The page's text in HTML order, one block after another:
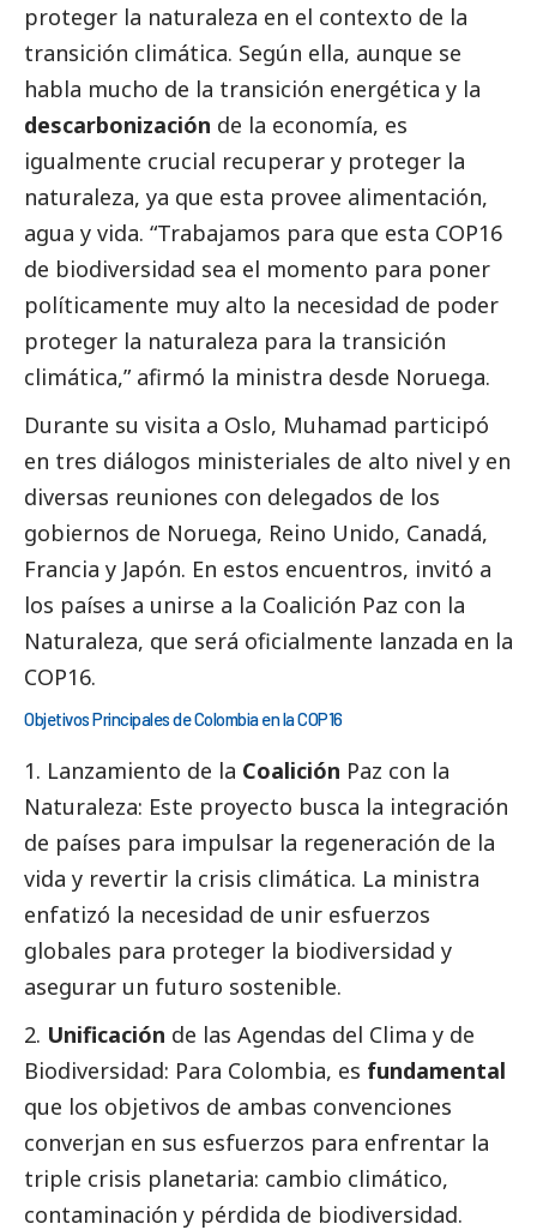
proteger la naturaleza en el contexto de la
transición climática. Según ella, aunque se
habla mucho de la transición energética y la
descarbonización de la economía, es
igualmente crucial recuperar y proteger la
naturaleza, ya que esta provee alimentación,
agua y vida. “Trabajamos para que esta COP16
de biodiversidad sea el momento para poner
políticamente muy alto la necesidad de poder
proteger la naturaleza para la transición
climática,” afirmó la ministra desde Noruega.
Durante su visita a Oslo, Muhamad participó
en tres diálogos ministeriales de alto nivel y en
diversas reuniones con delegados de los
gobiernos de Noruega, Reino Unido, Canadá,
Francia y Japón. En estos encuentros, invitó a
los países a unirse a la Coalición Paz con la
Naturaleza, que será oficialmente lanzada en la
COP16.
Objetivos Principales de Colombia en la COP16
1. Lanzamiento de la Coalición Paz con la
Naturaleza: Este proyecto busca la integración
de países para impulsar la regeneración de la
vida y revertir la crisis climática. La ministra
enfatizó la necesidad de unir esfuerzos
globales para proteger la biodiversidad y
asegurar un futuro sostenible.
2. Unificación de las Agendas del Clima y de
Biodiversidad: Para Colombia, es fundamental
que los objetivos de ambas convenciones
converjan en sus esfuerzos para enfrentar la
triple crisis planetaria: cambio climático,
contaminación y pérdida de biodiversidad.